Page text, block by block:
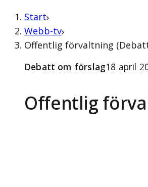
Start
Webb-tv
Offentlig förvaltning
Offentlig
Debatt om förslag18 april